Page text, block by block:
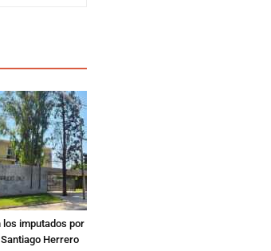
los imputados por
Herrero